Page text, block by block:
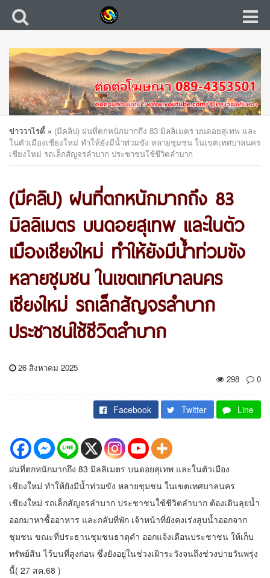
ข่าววาไรตี้ » (มีคลิป) ฝนที่ตกหนักมากถึง 83 มิลลิเมตร บนดอยสุเทพ และ
ในตัวเมืองเชียงใหม่ ทำให้ยังมีน้ำท่วมขัง หลายชุมชน ในเขตเทศบาลนคร
เชียงใหม่ รถเล็กสัญจรลำบาก ประชาชนใช้ชีวิตลำบาก
(มีคลิป) ฝนที่ตกหนักมากถึง 83
มิลลิเมตร บนดอยสุเทพ และในตัว
เมืองเชียงใหม่ ทำให้ยังมีน้ำท่วมขัง
หลายชุมชน ในเขตเทศบาลนคร
เชียงใหม่ รถเล็กสัญจรลำบาก
ประชาชนใช้ชีวิตลำบาก
26 สิงหาคม 2025
298
0
Facebook Twitter Line
ฝนที่ตกหนักมากถึง 83 มิลลิเมตร บนดอยสุเทพ และในตัวเมือง
เชียงใหม่ ทำให้ยังมีน้ำท่วมขัง หลายชุมชน ในเขตเทศบาลนคร
เชียงใหม่ รถเล็กสัญจรลำบาก ประชาชนใช้ชีวิตลำบาก ต้องเดินลุยน้ำ
ออกมาหาซื้ออาหาร และกลับที่พัก เจ้าหน้าที่ยังคงเร่งสูบน้ำออกจาก
ชุมชน ขณะที่ประธานชุมชนธาตุคำ ออกแจ้งเตือนประชาชน ให้เก็บ
ทรัพย์สิน ไว้บนที่สูงก่อน ซึ่งยังอยู่ในช่วงเฝ้าระวังจนถึงช่วงบ่ายวันพรุ่ง
นี้( 27 สค.68 )